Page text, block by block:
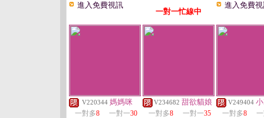
進入免費視訊
一對一忙線中
進入免費
V220344 媽媽咪
一對多8 一對一30
V234682 甜欲貓娘
一對多8 一對一35
V249404
一對多8